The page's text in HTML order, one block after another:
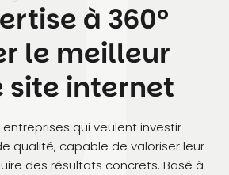
à 360°
le meilleur
site internet
qui veulent investir
qualité, capable de valoriser leur
des résultats concrets. Basé à